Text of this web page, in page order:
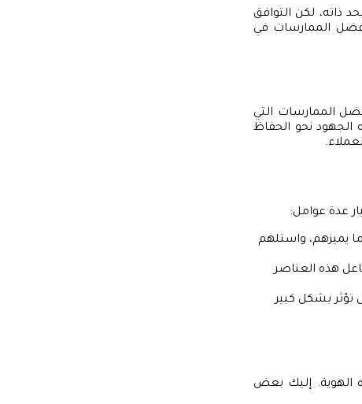
ذاته، لكن التوافق
أفضل الممارسات في
الممارسات التي
الجهود نحو الحفاظ
عدة عوامل:
يميزهم، واستلهم
هذه العناصر
بشكل كبير
الهوية. إليك بعض